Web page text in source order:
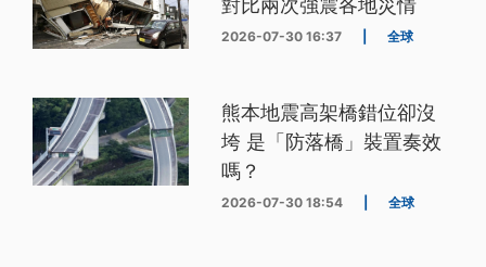
對比兩次強震各地災情
2026-07-30 16:37 全球
熊本地震高架橋錯位卻沒
垮 是「防落橋」裝置奏效
嗎？
2026-07-30 18:54 全球